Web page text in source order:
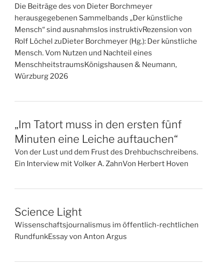
Die Beiträge des von Dieter Borchmeyer
herausgegebenen Sammelbands „Der künstliche
Mensch“ sind ausnahmslos instruktivRezension von
Rolf Löchel zuDieter Borchmeyer (Hg.): Der künstliche
Mensch. Vom Nutzen und Nachteil eines
MenschheitstraumsKönigshausen & Neumann,
Würzburg 2026
„Im Tatort muss in den ersten fünf
Minuten eine Leiche auftauchen“
Von der Lust und dem Frust des Drehbuchschreibens.
Ein Interview mit Volker A. ZahnVon Herbert Hoven
Science Light
Wissenschaftsjournalismus im öffentlich-rechtlichen
RundfunkEssay von Anton Argus